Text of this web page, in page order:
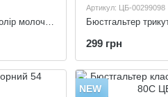
Футболка з довгим рукавом жіноча колір молочний 50
Артикул: ЦБ-00299098
299 грн
NEW